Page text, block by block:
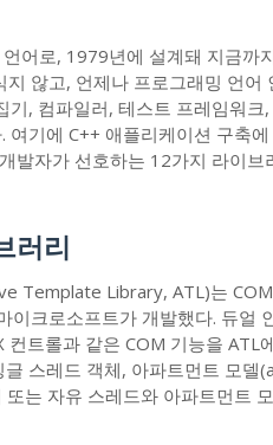
어로, 1979년에 설계돼 지금까
지 않고, 언제나 프로그래밍 언
기, 컴파일러, 테스트 프레임워
여기에 C++ 애플리케이션 구축
발자가 선호하는 12가지 라이브
러리
Template Library, ATL)는
이크로소프트가 개발했다. 듀얼
트롤과 같은 COM 기능을 ATL
스레드 객체, 아파트먼트 모
는 자유 스레드와 아파트먼트